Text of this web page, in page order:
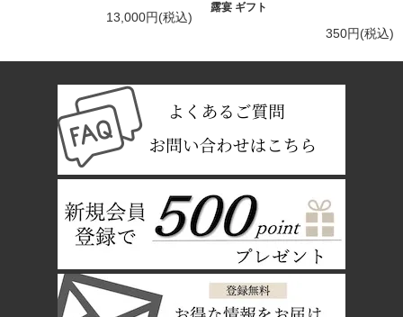
13,000円(税込)
露宴 ギフト
350円(税込)